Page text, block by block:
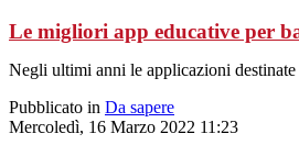
Le migliori app educative per
Negli ultimi anni le applicazioni
Pubblicato in Da sapere
Mercoledì, 16 Marzo 2022 11:23